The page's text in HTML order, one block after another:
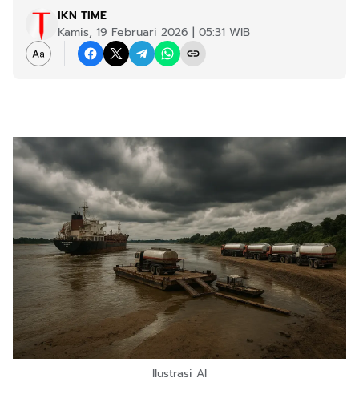
IKN TIME
Kamis, 19 Februari 2026 | 05:31 WIB
Ilustrasi AI